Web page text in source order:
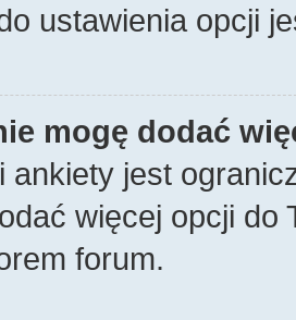
ustawienia opcji
mogę dodać
ankiety jest
więcej opcji
forum.